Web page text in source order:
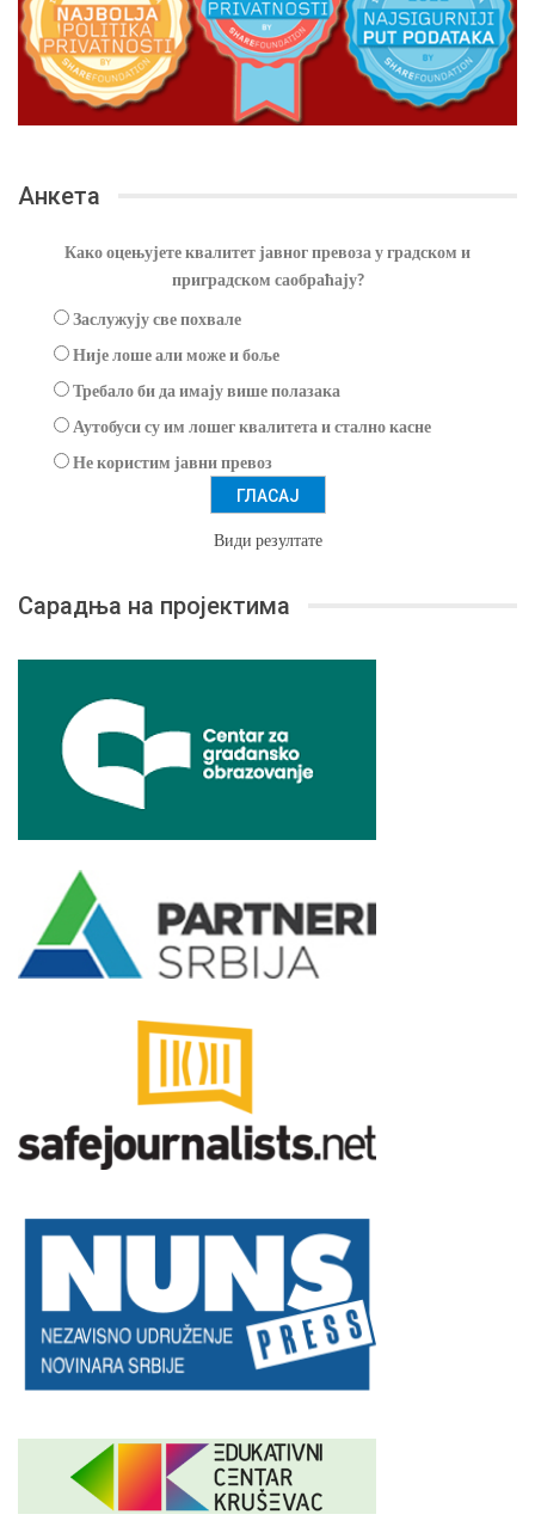
Анкета
Како оцењујете квалитет јавног превоза у градском и
приградском саобраћају?
Заслужују све похвале
Није лоше али може и боље
Требало би да имају више полазака
Аутобуси су им лошег квалитета и стално касне
Не користим јавни превоз
Види резултате
Сарадња на пројектима